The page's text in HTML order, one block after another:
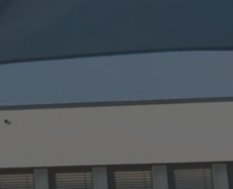
English
ASIA/PACIFIC